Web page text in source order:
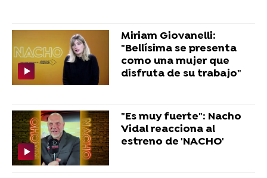
Miriam Giovanelli:
"Bellísima se presenta
como una mujer que
disfruta de su trabajo"
"Es muy fuerte": Nacho
Vidal reacciona al
estreno de 'NACHO'